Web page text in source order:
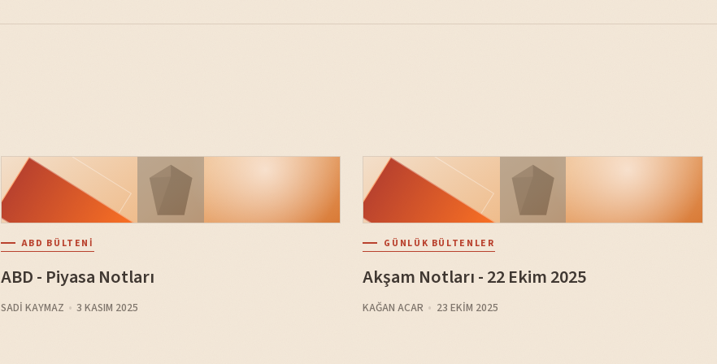
ABD BÜLTENI
ABD - Piyasa Notları
SADI KAYMAZ 3 KASIM 2025
GÜNLÜK BÜLTENLER
Akşam Notları - 22 Ekim 2025
KAĞAN ACAR 23 EKIM 2025